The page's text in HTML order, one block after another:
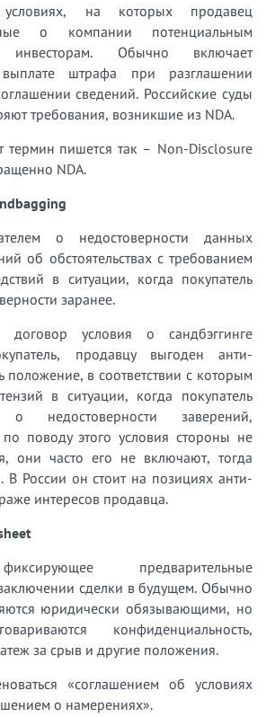
на которых продавец
о компании потенциальным
Обычно включает
выплате штрафа при разглашении
сведений. Российские суды
требования, возникшие из NDA.
термин пишется так – Non-Disclosure
NDA.
о недостоверности данных
об обстоятельствах с требованием
в ситуации, когда покупатель
заранее.
условия о сандбэггинге
продавцу выгоден анти-
положение, в соответствии с которым
в ситуации, когда покупатель
недостоверности заверений,
поводу этого условия стороны не
они часто его не включают, тогда
В России он стоит на позициях анти-
интересов продавца.
предварительные
сделки в будущем. Обычно
юридически обязывающими, но
конфиденциальность,
за срыв и другие положения.
«соглашением об условиях
о намерениях».